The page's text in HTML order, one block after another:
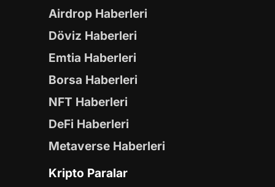
Airdrop Haberleri
Döviz Haberleri
Emtia Haberleri
Borsa Haberleri
NFT Haberleri
DeFi Haberleri
Metaverse Haberleri
Kripto Paralar